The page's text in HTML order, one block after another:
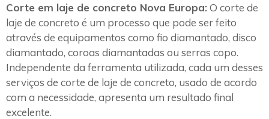
Corte em laje de concreto Nova Europa: O corte de
laje de concreto é um processo que pode ser feito
através de equipamentos como fio diamantado, disco
diamantado, coroas diamantadas ou serras copo.
Independente da ferramenta utilizada, cada um desses
serviços de corte de laje de concreto, usado de acordo
com a necessidade, apresenta um resultado final
excelente.